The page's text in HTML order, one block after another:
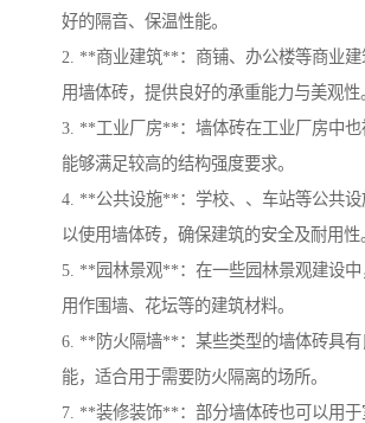
好的隔音、保温性能。
2. **商业建筑**：商铺、办公楼等商业
用墙体砖，提供良好的承重能力与美观性
3. **工业厂房**：墙体砖在工业厂房中也
能够满足较高的结构强度要求。
4. **公共设施**：学校、、车站等公共设
以使用墙体砖，确保建筑的安全及耐用性
5. **园林景观**：在一些园林景观建设中
用作围墙、花坛等的建筑材料。
6. **防火隔墙**：某些类型的墙体砖具有
能，适合用于需要防火隔离的场所。
7. **装修装饰**：部分墙体砖也可以用